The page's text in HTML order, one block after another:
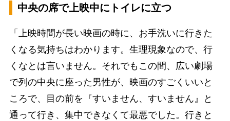
中央の席で上映中にトイレに立つ
「上映時間が長い映画の時に、お手洗いに行きた
くなる気持ちはわかります。生理現象なので、行
くなとは言いません。それでもこの間、広い劇場
で列の中央に座った男性が、映画のすごくいいと
ころで、目の前を『すいません、すいません』と
通って行き、集中できなくて最悪でした。行きと